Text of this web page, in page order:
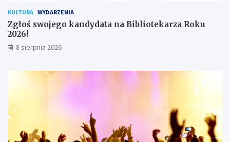
ó
w
KULTURA WYDARZENIA
Zgłoś swojego kandydata na Bibliotekarza Roku
2026!
8 sierpnia 2026